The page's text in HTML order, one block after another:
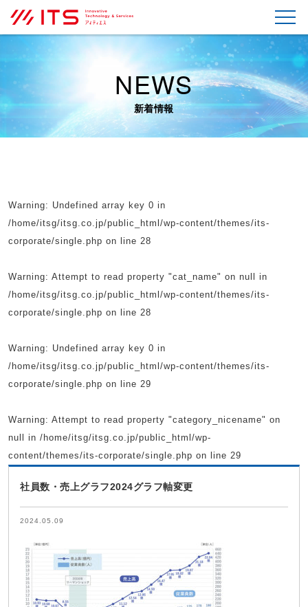
NEWS
新着情報
Warning: Undefined array key 0 in
/home/itsg/itsg.co.jp/public_html/wp-content/themes/its-
corporate/single.php on line 28
Warning: Attempt to read property "cat_name" on null in
/home/itsg/itsg.co.jp/public_html/wp-content/themes/its-
corporate/single.php on line 28
Warning: Undefined array key 0 in
/home/itsg/itsg.co.jp/public_html/wp-content/themes/its-
corporate/single.php on line 29
Warning: Attempt to read property "category_nicename" on
null in /home/itsg/itsg.co.jp/public_html/wp-
content/themes/its-corporate/single.php on line 29
社員数・売上グラフ2024グラフ軸変更
2024.05.09